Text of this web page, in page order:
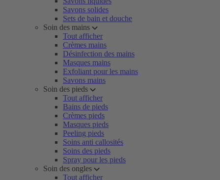
Savons solides
Sets de bain et douche
Soin des mains
Tout afficher
Crèmes mains
Désinfection des mains
Masques mains
Exfoliant pour les mains
Savons mains
Soin des pieds
Tout afficher
Bains de pieds
Crèmes pieds
Masques pieds
Peeling pieds
Soins anti callosités
Soins des pieds
Spray pour les pieds
Soin des ongles
Tout afficher